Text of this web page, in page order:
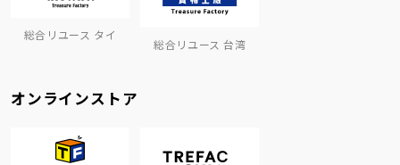
総合リユース タイ
総合リユース 台湾
オンラインストア